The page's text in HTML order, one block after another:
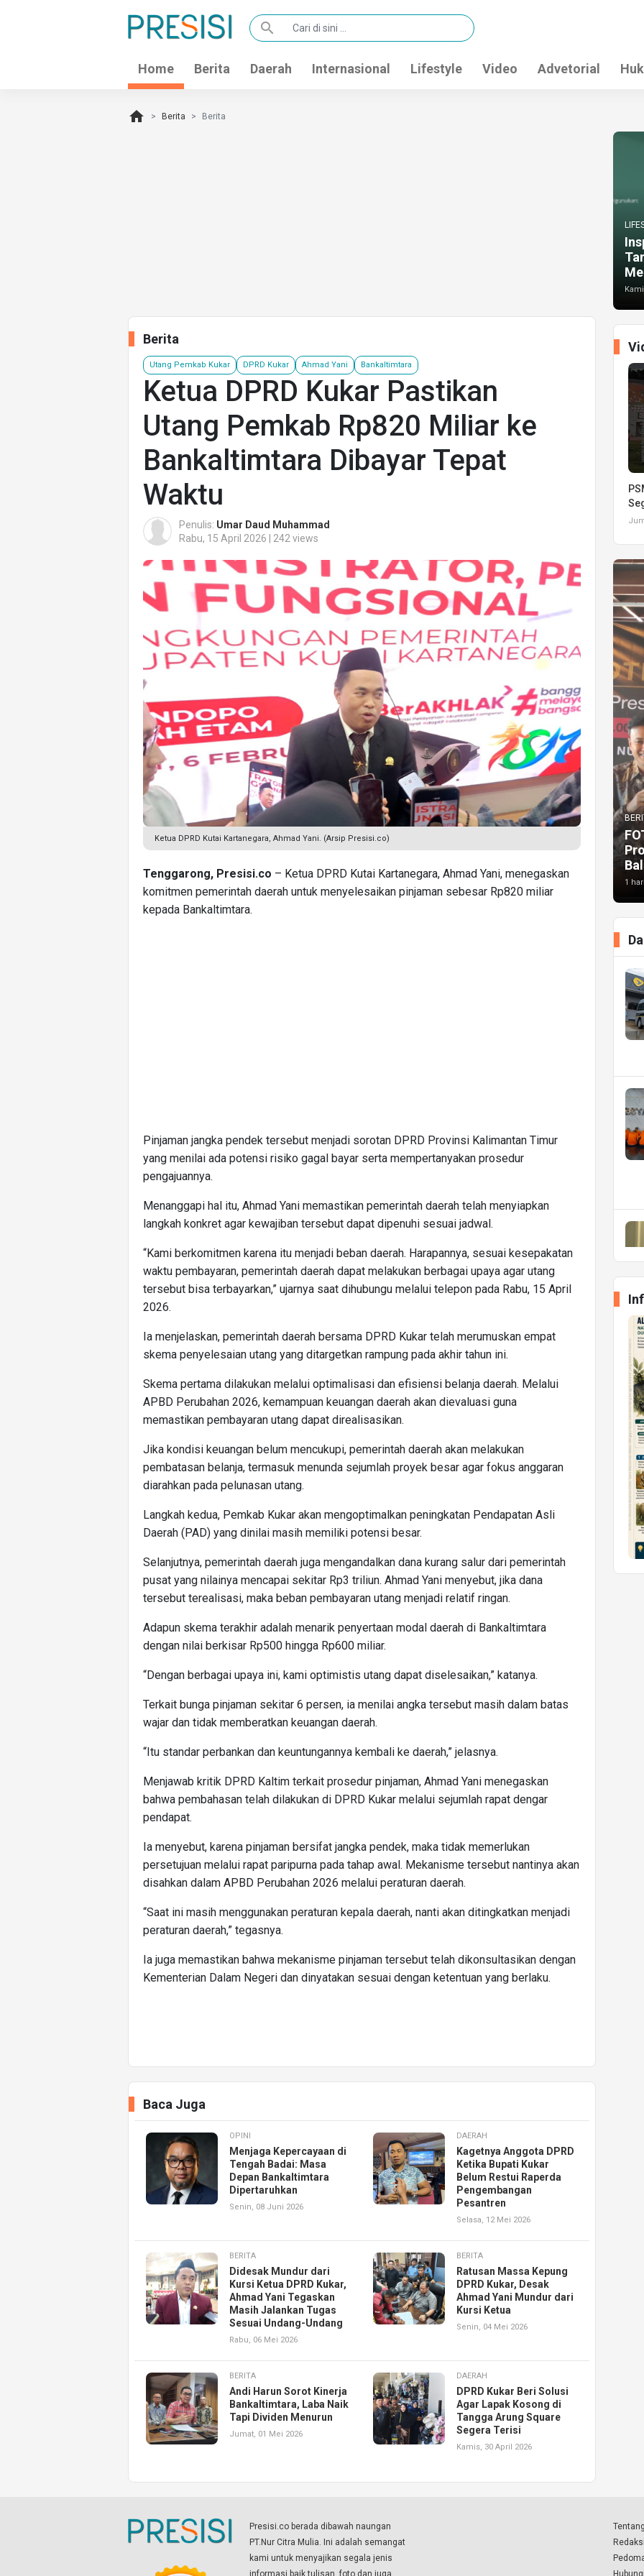
search
Home Berita Daerah Internasional Lifestyle Video Advetorial
home Berita Berita
Berita
Utang Pemkab Kukar DPRD Kukar Ahmad Yani Bankaltimtara
Ketua DPRD Kukar Pastikan
Utang Pemkab Rp820 Miliar ke
Bankaltimtara Dibayar Tepat
Waktu
Penulis: Umar Daud Muhammad
Rabu, 15 April 2026 | 242 views
Ketua DPRD Kutai Kartanegara, Ahmad Yani. (Arsip Presisi.co)
Tenggarong, Presisi.co – Ketua DPRD Kutai Kartanegara, Ahmad Yani, menegaskan
komitmen pemerintah daerah untuk menyelesaikan pinjaman sebesar Rp820 miliar
kepada Bankaltimtara.
Pinjaman jangka pendek tersebut menjadi sorotan DPRD Provinsi Kalimantan Timur
yang menilai ada potensi risiko gagal bayar serta mempertanyakan prosedur
pengajuannya.
Menanggapi hal itu, Ahmad Yani memastikan pemerintah daerah telah menyiapkan
langkah konkret agar kewajiban tersebut dapat dipenuhi sesuai jadwal.
“Kami berkomitmen karena itu menjadi beban daerah. Harapannya, sesuai kesepakatan
waktu pembayaran, pemerintah daerah dapat melakukan berbagai upaya agar utang
tersebut bisa terbayarkan,” ujarnya saat dihubungu melalui telepon pada Rabu, 15 April
2026.
Ia menjelaskan, pemerintah daerah bersama DPRD Kukar telah merumuskan empat
skema penyelesaian utang yang ditargetkan rampung pada akhir tahun ini.
Skema pertama dilakukan melalui optimalisasi dan efisiensi belanja daerah. Melalui
APBD Perubahan 2026, kemampuan keuangan daerah akan dievaluasi guna
memastikan pembayaran utang dapat direalisasikan.
Jika kondisi keuangan belum mencukupi, pemerintah daerah akan melakukan
pembatasan belanja, termasuk menunda sejumlah proyek besar agar fokus anggaran
diarahkan pada pelunasan utang.
Langkah kedua, Pemkab Kukar akan mengoptimalkan peningkatan Pendapatan Asli
Daerah (PAD) yang dinilai masih memiliki potensi besar.
Selanjutnya, pemerintah daerah juga mengandalkan dana kurang salur dari pemerintah
pusat yang nilainya mencapai sekitar Rp3 triliun. Ahmad Yani menyebut, jika dana
tersebut terealisasi, maka beban pembayaran utang menjadi relatif ringan.
Adapun skema terakhir adalah menarik penyertaan modal daerah di Bankaltimtara
dengan nilai berkisar Rp500 hingga Rp600 miliar.
“Dengan berbagai upaya ini, kami optimistis utang dapat diselesaikan,” katanya.
Terkait bunga pinjaman sekitar 6 persen, ia menilai angka tersebut masih dalam batas
wajar dan tidak memberatkan keuangan daerah.
“Itu standar perbankan dan keuntungannya kembali ke daerah,” jelasnya.
Menjawab kritik DPRD Kaltim terkait prosedur pinjaman, Ahmad Yani menegaskan
bahwa pembahasan telah dilakukan di DPRD Kukar melalui sejumlah rapat dengar
pendapat.
Ia menyebut, karena pinjaman bersifat jangka pendek, maka tidak memerlukan
persetujuan melalui rapat paripurna pada tahap awal. Mekanisme tersebut nantinya akan
disahkan dalam APBD Perubahan 2026 melalui peraturan daerah.
“Saat ini masih menggunakan peraturan kepala daerah, nanti akan ditingkatkan menjadi
peraturan daerah,” tegasnya.
Ia juga memastikan bahwa mekanisme pinjaman tersebut telah dikonsultasikan dengan
Kementerian Dalam Negeri dan dinyatakan sesuai dengan ketentuan yang berlaku.
Baca Juga
OPINI
Menjaga Kepercayaan di
Tengah Badai: Masa
Depan Bankaltimtara
Dipertaruhkan
Senin, 08 Juni 2026
DAERAH
Kagetnya Anggota DPRD
Ketika Bupati Kukar
Belum Restui Raperda
Pengembangan
Pesantren
Selasa, 12 Mei 2026
BERITA
Didesak Mundur dari
Kursi Ketua DPRD Kukar,
Ahmad Yani Tegaskan
Masih Jalankan Tugas
Sesuai Undang-Undang
Rabu, 06 Mei 2026
BERITA
Ratusan Massa Kepung
DPRD Kukar, Desak
Ahmad Yani Mundur dari
Kursi Ketua
Senin, 04 Mei 2026
BERITA
Andi Harun Sorot Kinerja
Bankaltimtara, Laba Naik
Tapi Dividen Menurun
Jumat, 01 Mei 2026
DAERAH
DPRD Kukar Beri Solusi
Agar Lapak Kosong di
Tangga Arung Square
Segera Terisi
Kamis, 30 April 2026
1
Presisi.co berada dibawah naungan
PT.Nur Citra Mulia. Ini adalah semangat
kami untuk menyajikan segala jenis
informasi baik tulisan, foto dan juga
Redaksi